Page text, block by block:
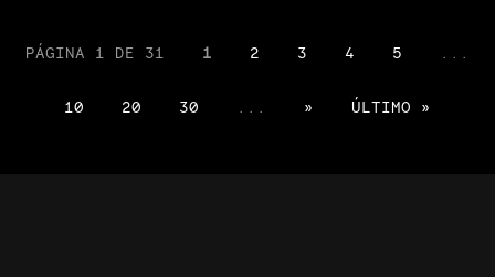
PÁGINA 1 DE 31 1 2 3 4 5
10 20 30 » ÚLTIMO »